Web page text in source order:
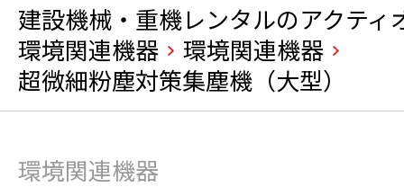
建設機械・重機レンタルのアクティ
環境関連機器
環境関連機器
超微細粉塵対策集塵機（大型）
環境関連機器